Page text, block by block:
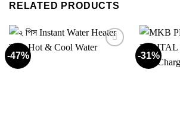
RELATED PRODUCTS
-47% -31%